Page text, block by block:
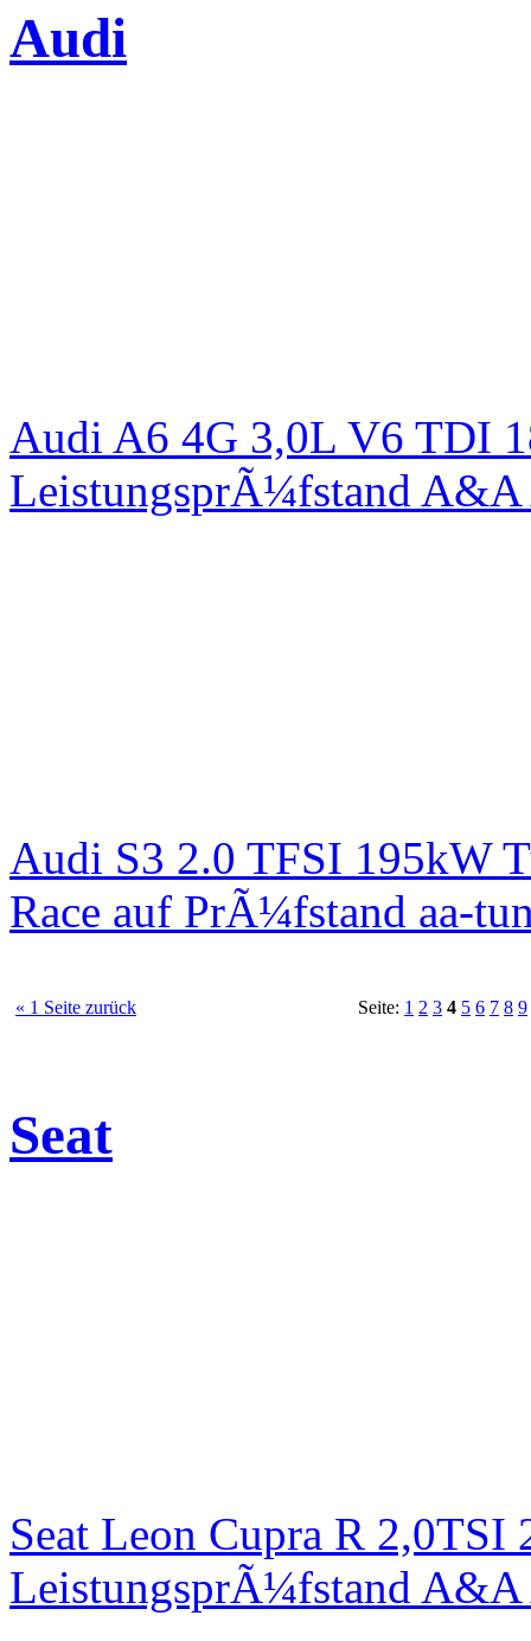
Audi
Audi A6 4G 3,0L V6 TDI
LeistungsprÃ¼fstand
Audi S3 2.0 TFSI 195kW
Race auf PrÃ¼fstand aa-
« 1 Seite zurück Seite: 1 2 3 4 5 6 7 8 9
Seat
Seat Leon Cupra R
LeistungsprÃ¼fstand